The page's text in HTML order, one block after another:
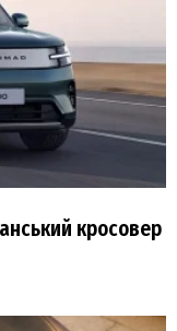
кросовер